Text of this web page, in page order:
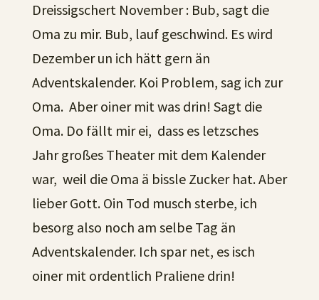
Dreissigschert November : Bub, sagt die
Oma zu mir. Bub, lauf geschwind. Es wird
Dezember un ich hätt gern än
Adventskalender. Koi Problem, sag ich zur
Oma. Aber oiner mit was drin! Sagt die
Oma. Do fällt mir ei, dass es letzsches
Jahr großes Theater mit dem Kalender
war, weil die Oma ä bissle Zucker hat. Aber
lieber Gott. Oin Tod musch sterbe, ich
besorg also noch am selbe Tag än
Adventskalender. Ich spar net, es isch
oiner mit ordentlich Praliene drin!